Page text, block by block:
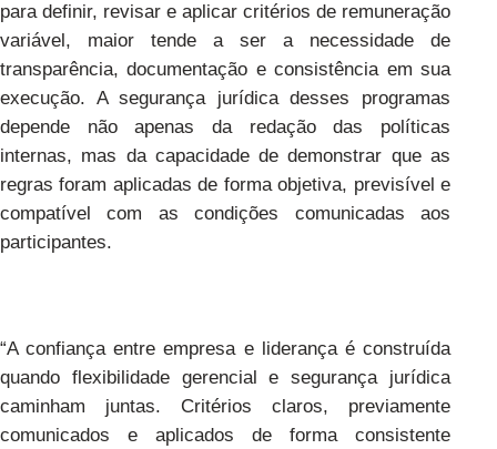
para definir, revisar e aplicar critérios de remuneração
variável, maior tende a ser a necessidade de
transparência, documentação e consistência em sua
execução. A segurança jurídica desses programas
depende não apenas da redação das políticas
internas, mas da capacidade de demonstrar que as
regras foram aplicadas de forma objetiva, previsível e
compatível com as condições comunicadas aos
participantes.
“A confiança entre empresa e liderança é construída
quando flexibilidade gerencial e segurança jurídica
caminham juntas. Critérios claros, previamente
comunicados e aplicados de forma consistente